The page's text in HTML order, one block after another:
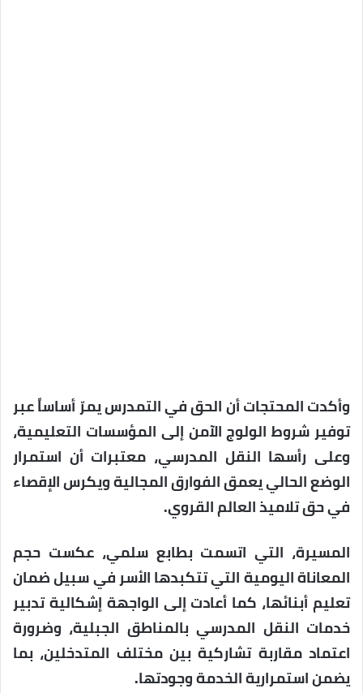
وأكدت المحتجات أن الحق في التمدرس يمرّ أساساً عبر
توفير شروط الولوج الآمن إلى المؤسسات التعليمية،
وعلى رأسها النقل المدرسي، معتبرات أن استمرار
الوضع الحالي يعمق الفوارق المجالية ويكرس الإقصاء
في حق تلاميذ العالم القروي.
المسيرة، التي اتسمت بطابع سلمي، عكست حجم
المعاناة اليومية التي تتكبدها الأسر في سبيل ضمان
تعليم أبنائها، كما أعادت إلى الواجهة إشكالية تدبير
خدمات النقل المدرسي بالمناطق الجبلية، وضرورة
اعتماد مقاربة تشاركية بين مختلف المتدخلين، بما
يضمن استمرارية الخدمة وجودتها.